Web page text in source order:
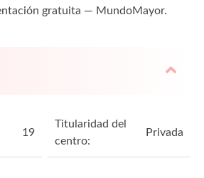
gratuita — MundoMayor.
19
Titularidad del
centro:
Privada